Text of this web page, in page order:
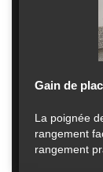
Gain de
La poignée
rangement
rangement